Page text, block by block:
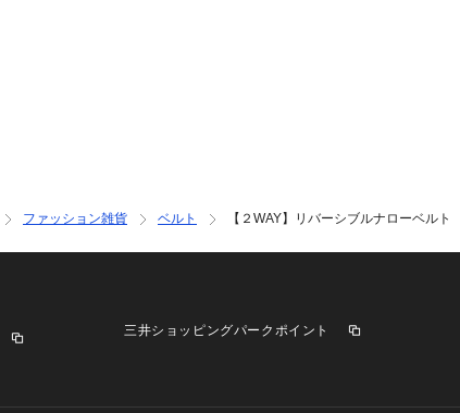
ファッション雑貨 ベルト 【２WAY】リバーシブルナローベルト
三井ショッピングパークポイント